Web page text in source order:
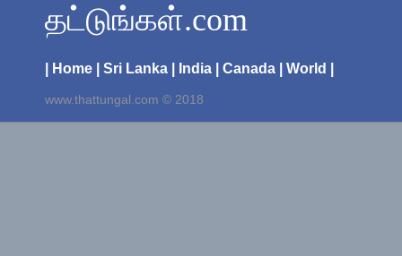
தட்டுங்கள்.com
| Home | Sri Lanka | India | Canada | World |
www.thattungal.com © 2018